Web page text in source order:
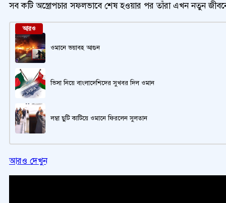
সব কটি অস্ত্রোপচার সফলভাবে শেষ হওয়ার পর তাঁরা এখন নতুন
আরও
ওমানে ভয়াবহ আগুন
ভিসা নিয়ে বাংলাদেশিদের সুখবর দিল ওমান
লম্বা ছুটি কাটিয়ে ওমানে ফিরলেন সুলতান
আরও দেখুন